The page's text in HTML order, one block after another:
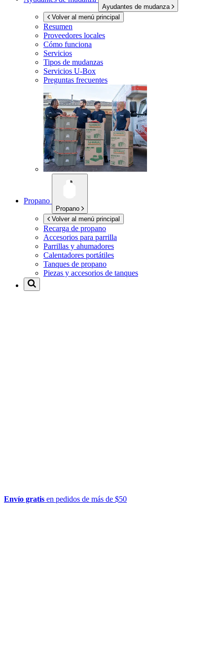
Ayudantes de mudanza
Volver al menú principal
Resumen
Proveedores locales
Cómo funciona
Servicios
Tipos de mudanzas
Servicios U-Box
Preguntas frecuentes
Propano
Propano
Volver al menú principal
Recarga de propano
Accesorios para parrilla
Parrillas y ahumadores
Calentadores portátiles
Tanques de propano
Piezas y accesorios de tanques
Envío gratis en pedidos de más de $50